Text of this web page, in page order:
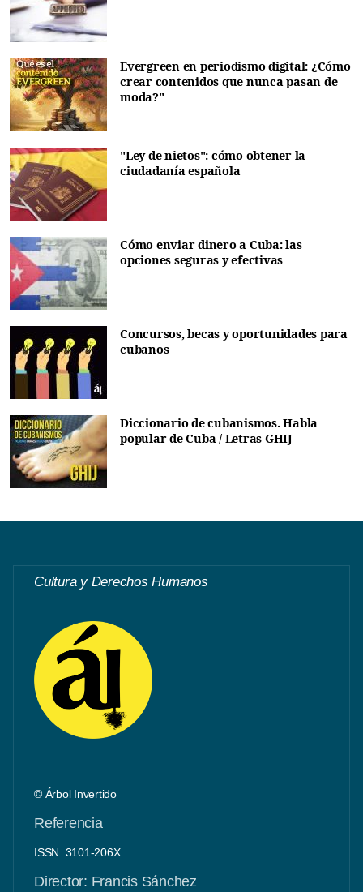
Evergreen en periodismo digital: ¿Cómo
crear contenidos que nunca pasan de
moda?"
"Ley de nietos": cómo obtener la
ciudadanía española
Cómo enviar dinero a Cuba: las
opciones seguras y efectivas
Concursos, becas y oportunidades para
cubanos
Diccionario de cubanismos. Habla
popular de Cuba / Letras GHIJ
Cultura y Derechos Humanos
© Árbol Invertido
Referencia
ISSN: 3101-206X
Director: Francis Sánchez